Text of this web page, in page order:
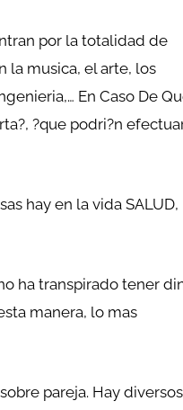
por la totalidad de
la musica, el arte, los
En Caso De
?que podri?n
hay en la vida SALUD,
ha transpirado tener
manera, lo mas
pareja. Hay diversos